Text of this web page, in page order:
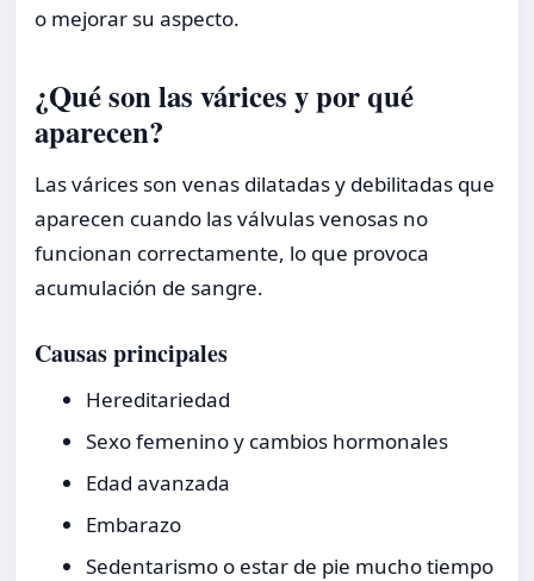
o mejorar su aspecto.
¿Qué son las várices y por qué
aparecen?
Las várices son venas dilatadas y debilitadas que
aparecen cuando las válvulas venosas no
funcionan correctamente, lo que provoca
acumulación de sangre.
Causas principales
Hereditariedad
Sexo femenino y cambios hormonales
Edad avanzada
Embarazo
Sedentarismo o estar de pie mucho tiempo